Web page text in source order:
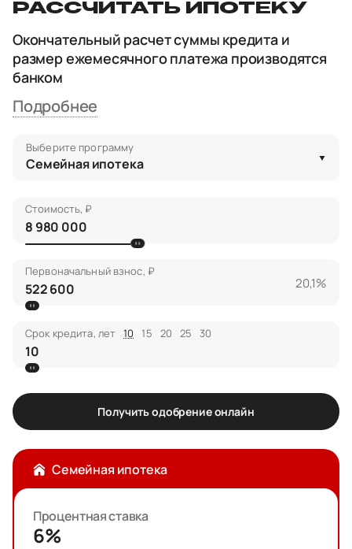
РАССЧИТАТЬ ИПОТЕКУ
Окончательный расчет суммы кредита и
размер ежемесячного платежа производятся
банком
Подробнее
Выберите программу
Семейная ипотека
Стоимость, ₽
Первоначальный взнос, ₽
20,1%
Срок кредита, лет 10 15 20 25 30
Получить одобрение онлайн
Семейная ипотека
Процентная ставка
6%